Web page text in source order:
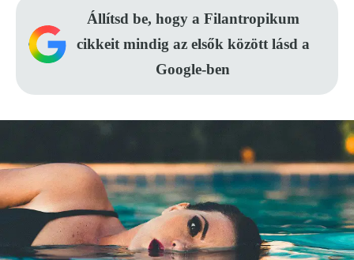
Állítsd be, hogy a Filantropikum
cikkeit mindig az elsők között lásd a
Google-ben